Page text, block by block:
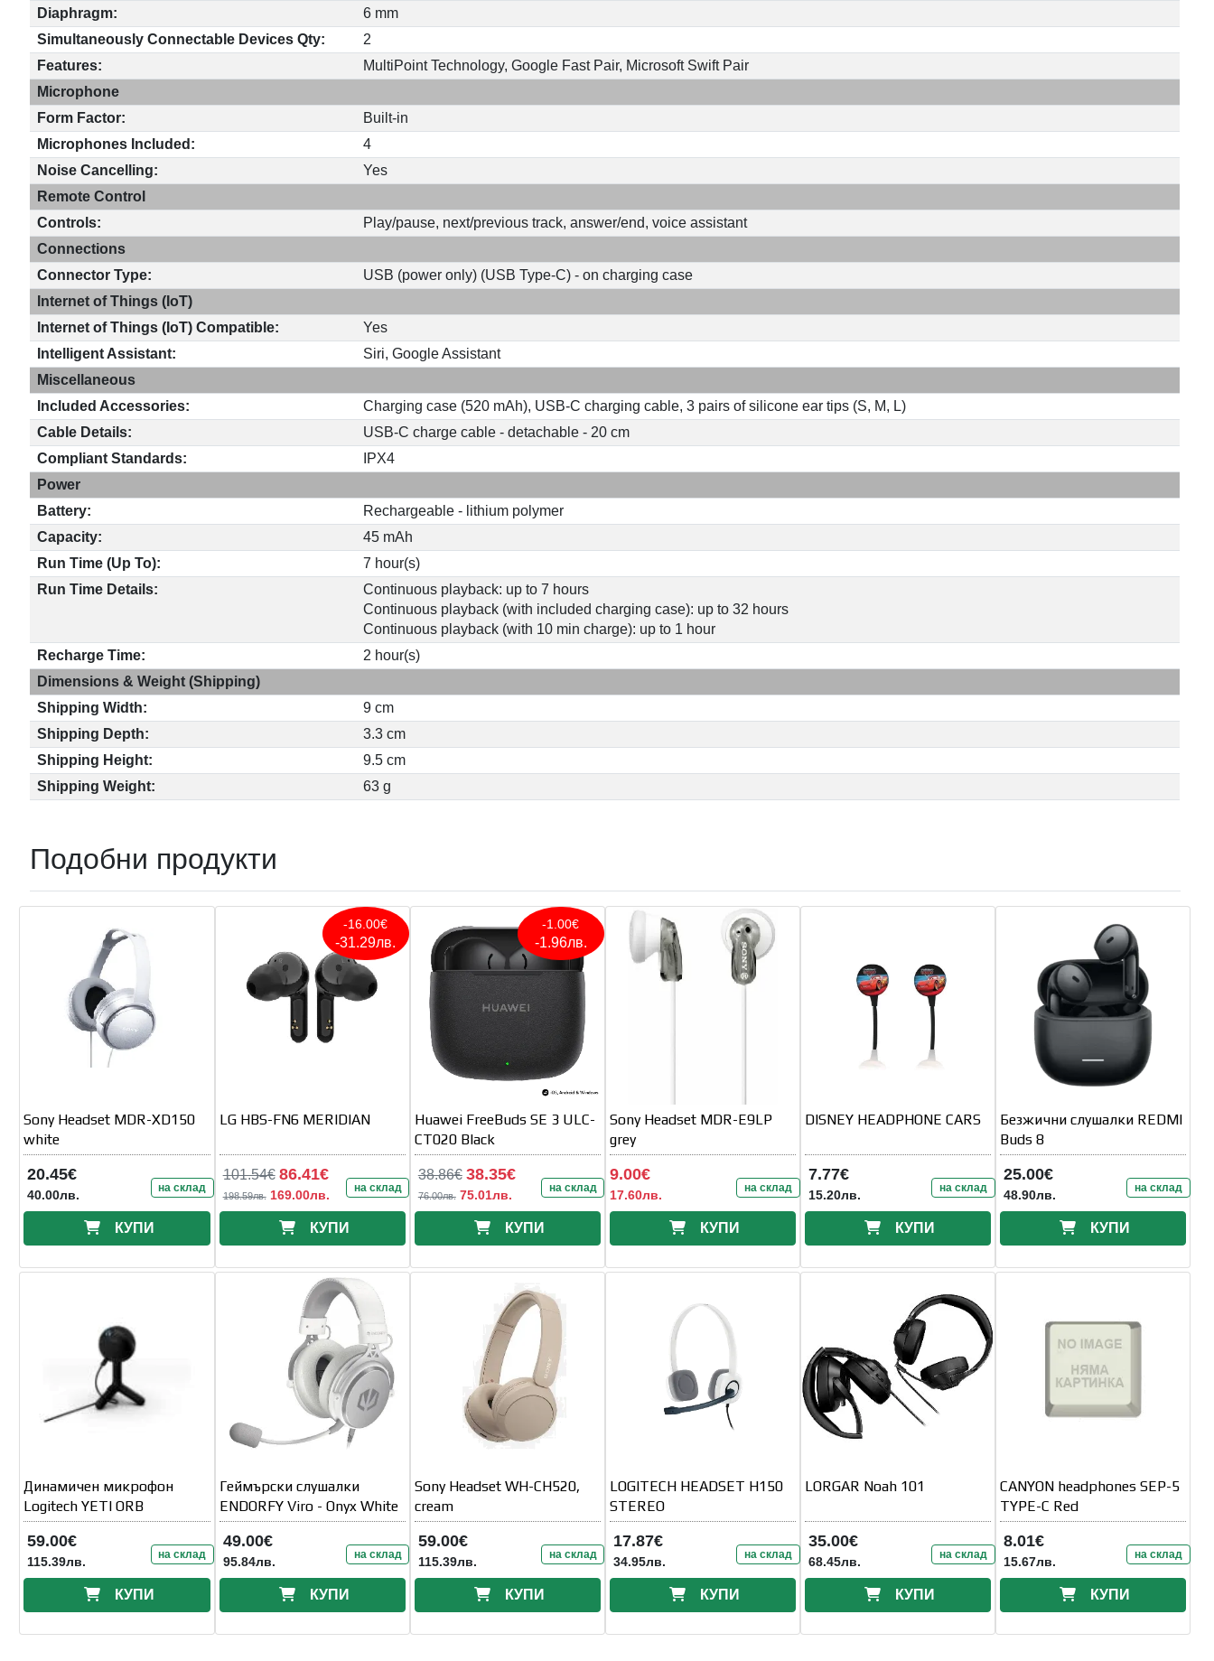
Diaphragm:
6 mm
Simultaneously Connectable Devices Qty:
2
Features:
MultiPoint Technology, Google Fast Pair, Microsoft Swift Pair
Microphone
Form Factor:
Built-in
Microphones Included:
4
Noise Cancelling:
Yes
Remote Control
Controls:
Play/pause, next/previous track, answer/end, voice assistant
Connections
Connector Type:
USB (power only) (USB Type-C) - on charging case
Internet of Things (IoT)
Internet of Things (IoT) Compatible:
Yes
Intelligent Assistant:
Siri, Google Assistant
Miscellaneous
Included Accessories:
Charging case (520 mAh), USB-C charging cable, 3 pairs of silicone ear tips (S, M, L)
Cable Details:
USB-C charge cable - detachable - 20 cm
Compliant Standards:
IPX4
Power
Battery:
Rechargeable - lithium polymer
Capacity:
45 mAh
Run Time (Up To):
7 hour(s)
Run Time Details:
Continuous playback: up to 7 hours
Continuous playback (with included charging case): up to 32 hours
Continuous playback (with 10 min charge): up to 1 hour
Recharge Time:
2 hour(s)
Dimensions & Weight (Shipping)
Shipping Width:
9 cm
Shipping Depth:
3.3 cm
Shipping Height:
9.5 cm
Shipping Weight:
63 g
Подобни продукти
Sony Headset MDR-XD150
white
20.45€
40.00лв. на склад
КУПИ
-16.00€
-31.29лв.
LG HBS-FN6 MERIDIAN
101.54€ 86.41€
198.59лв. 169.00лв. на склад
КУПИ
-1.00€
-1.96лв.
Huawei FreeBuds SE 3 ULC-
CT020 Black
38.86€ 38.35€
76.00лв. 75.01лв. на склад
КУПИ
Sony Headset MDR-E9LP
grey
9.00€
17.60лв. на склад
КУПИ
DISNEY HEADPHONE CARS
7.77€
15.20лв. на склад
КУПИ
Безжични слушалки REDMI
Buds 8
25.00€
48.90лв. на склад
КУПИ
Динамичен микрофон
Logitech YETI ORB
59.00€
115.39лв. на склад
КУПИ
Геймърски слушалки
ENDORFY Viro - Onyx White
49.00€
95.84лв. на склад
КУПИ
Sony Headset WH-CH520,
cream
59.00€
115.39лв. на склад
КУПИ
LOGITECH HEADSET H150
STEREO
17.87€
34.95лв. на склад
КУПИ
LORGAR Noah 101
35.00€
68.45лв. на склад
КУПИ
CANYON headphones SEP-5
TYPE-C Red
8.01€
15.67лв. на склад
КУПИ